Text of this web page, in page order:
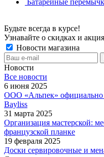
Будьте всегда в курсе!
Узнавайте о скидках и
Новости магазина
Новости
Все новости
6 июня 2025
ООО «Альпек» официально
Bayliss
31 марта 2025
Организация мастерской:
французской планке
19 февраля 2025
Доски сервировочные и